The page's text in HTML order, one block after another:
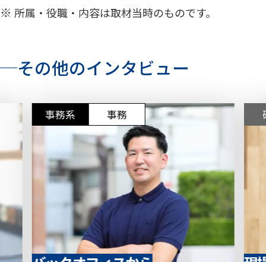
所属・役職・内容は取材当時のものです。
その他のインタビュー
事務系 事務